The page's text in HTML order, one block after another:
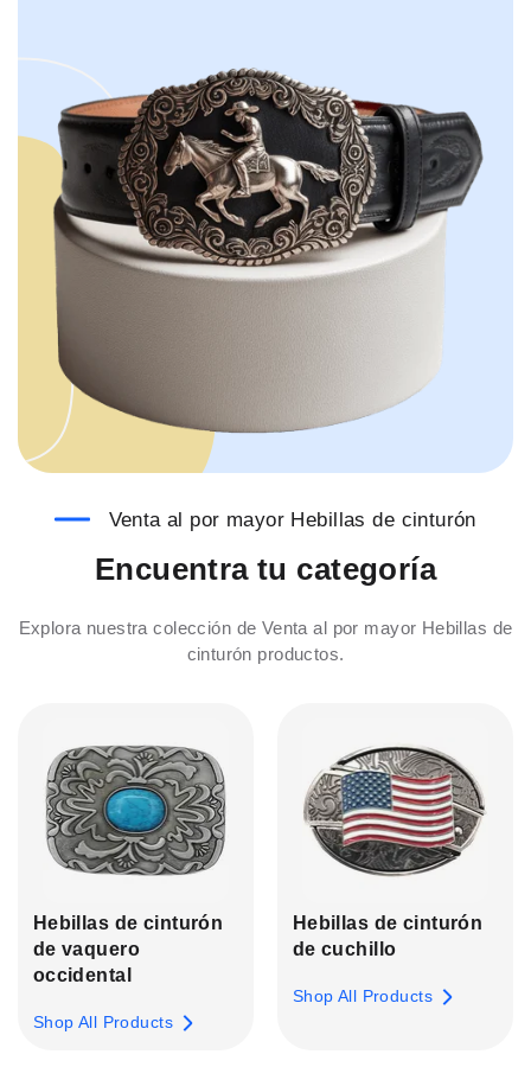
Venta al por mayor Hebillas de cinturón
Encuentra tu categoría
Explora nuestra colección de Venta al por mayor Hebillas de
cinturón productos.
Hebillas de cinturón
de vaquero
occidental
Shop All Products
Hebillas de cinturón
de cuchillo
Shop All Products